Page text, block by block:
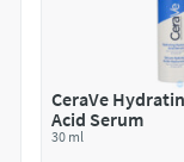
CeraVe
Acid Serum
30 ml